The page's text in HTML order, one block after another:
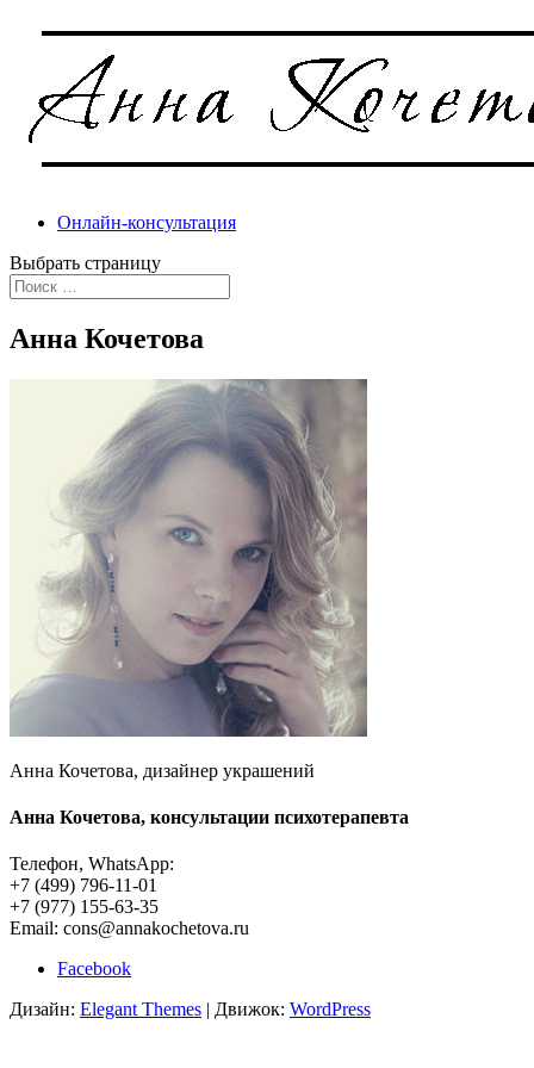
Онлайн-консультация
Выбрать страницу
Анна Кочетова
Анна Кочетова, дизайнер украшений
Анна Кочетова, консультации психотерапевта
Телефон, WhatsApp:
+7 (499) 796-11-01
+7 (977) 155-63-35
Email: cons@annakochetova.ru
Facebook
Дизайн: Elegant Themes | Движок: WordPress